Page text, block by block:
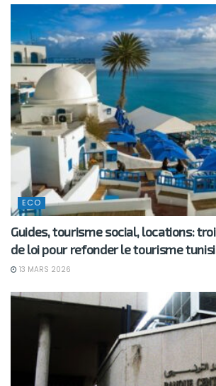
ECO
Guides, tourisme social, locations:
de loi pour refonder le tourisme
13 MARS 2026